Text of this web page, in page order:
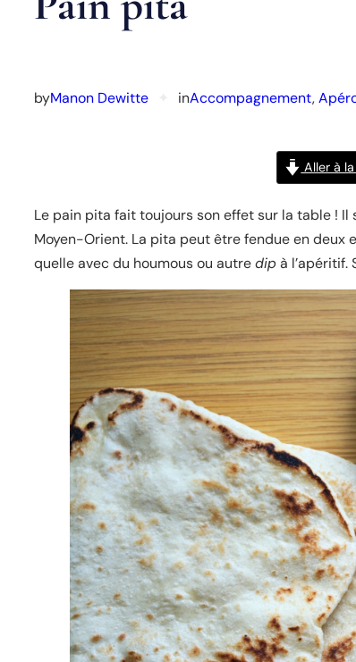
byManon Dewitte inAccompagnement,
Aller à
Le pain pita fait toujours son effet sur la table !
Moyen-Orient. La pita peut être fendue en
quelle avec du houmous ou autredipà l’apéritif.